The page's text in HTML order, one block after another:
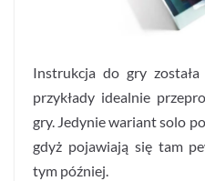
Instrukcja do gry
przykłady idealnie
gry. Jedynie wariant solo
gdyż pojawiają się tam
tym później.